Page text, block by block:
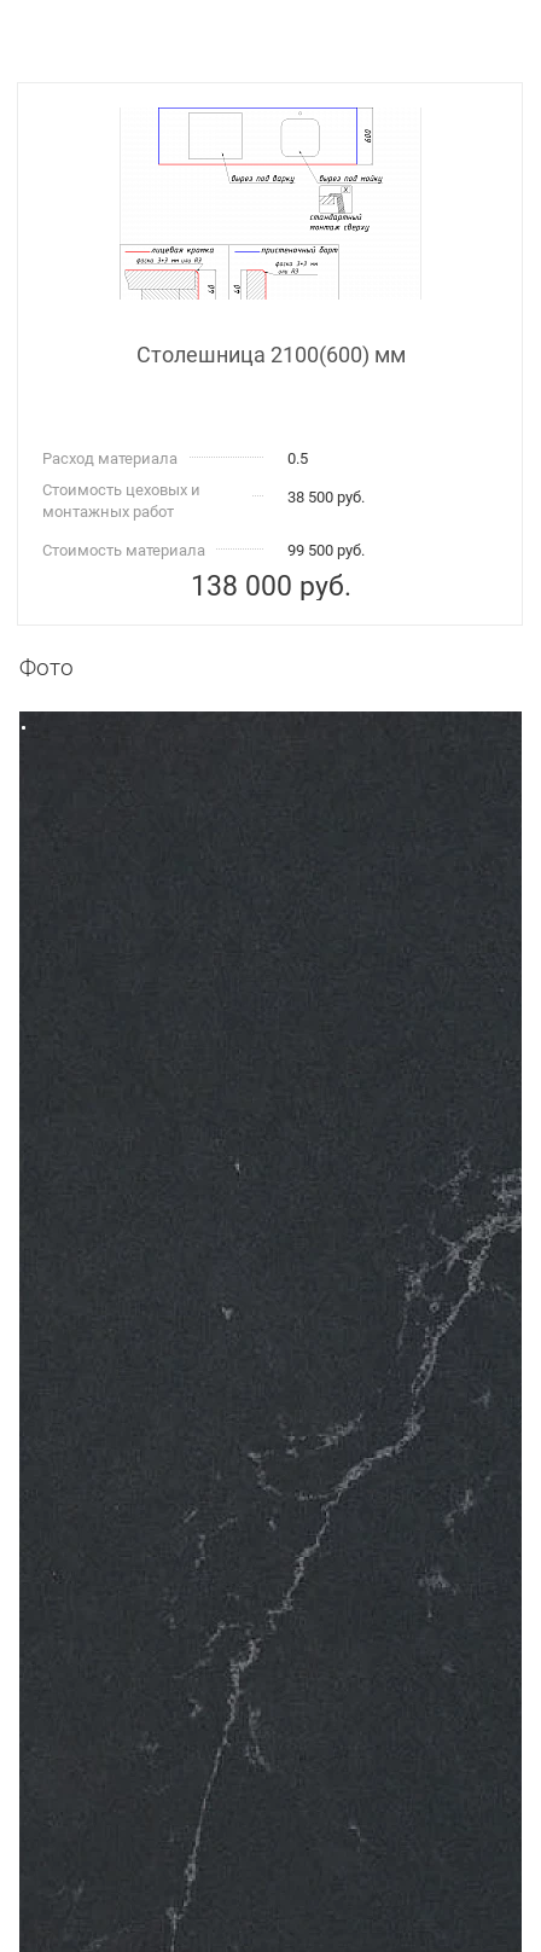
Столешница 2100(600) мм
Расход материала
0.5
Стоимость цеховых и
монтажных работ
38 500 руб.
Стоимость материала 99 500 руб.
138 000 руб.
Фото